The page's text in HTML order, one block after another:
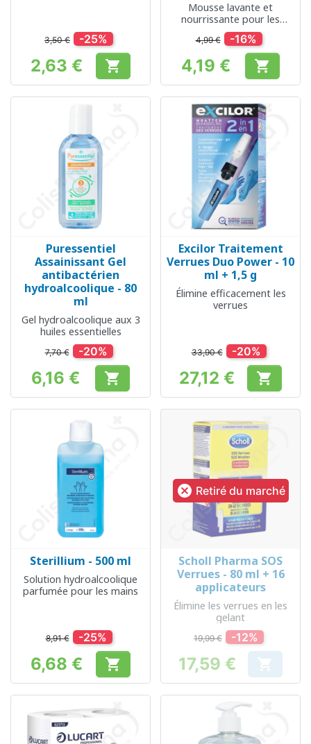
3,50 € -25%
Prix
2,63 € 
Mousse lavante et
nourrissante pour les
mains
4,99 € -16%
Prix
4,19 € 
Puressentiel
Assainissant Gel
antibactérien
hydroalcoolique - 80
ml
Gel hydroalcoolique aux 3
huiles essentielles
7,70 € -20%
Prix
6,16 € 
Excilor Traitement
Verrues Duo Power - 10
ml + 1,5 g
Élimine efficacement les
verrues
33,90 € -20%
Prix
27,12 € 
Sterillium - 500 ml
Solution hydroalcoolique
parfumée pour les mains
8,91 € -25%
Prix
6,68 € 
 Retiré du marché
Scholl Pharma SOS
Verrues - 80 ml + 16
applicateurs
Élimine les verrues en les
gelant
19,99 € -12%
Prix
17,59 € 